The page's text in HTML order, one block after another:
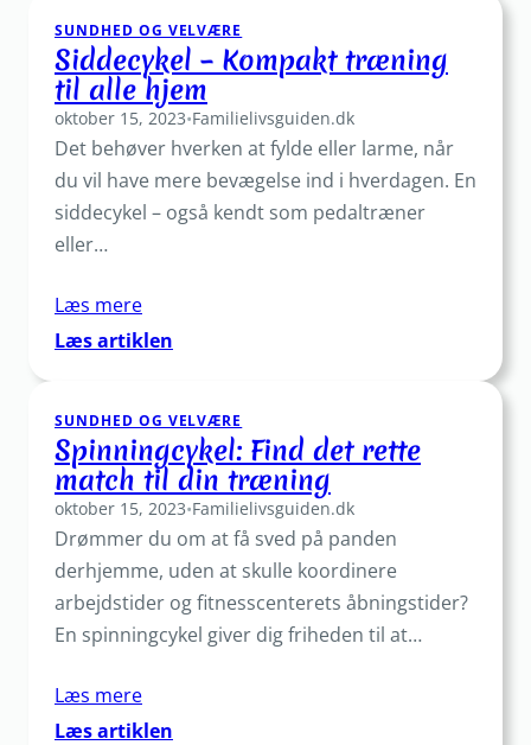
du
mere
balance
i
livet
med
holistisk
kropsterapi
SUNDHED OG VELVÆRE
Siddecykel – Kompakt træning
til alle hjem
oktober 15, 2023•Familielivsguiden.dk
Det behøver hverken at fylde eller larme, når
du vil have mere bevægelse ind i hverdagen. En
siddecykel – også kendt som pedaltræner
eller…
Læs mere
Læs artiklen
Kompakt
træning
til
alle
hjem
SUNDHED OG VELVÆRE
Spinningcykel: Find det rette
match til din træning
oktober 15, 2023•Familielivsguiden.dk
Drømmer du om at få sved på panden
derhjemme, uden at skulle koordinere
arbejdstider og fitnesscenterets åbningstider?
En spinningcykel giver dig friheden til at…
Læs mere
Læs artiklen